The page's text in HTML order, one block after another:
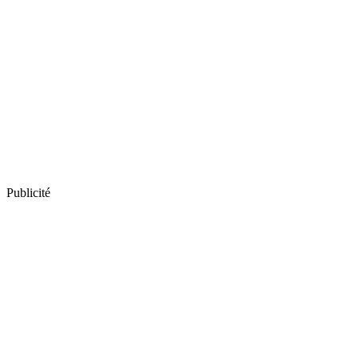
Publicité